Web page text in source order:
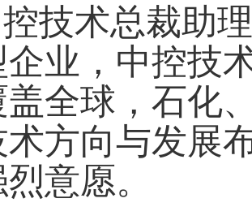
技术总裁助
企业，中控技
盖全球，石化
术方向与发展
意愿。